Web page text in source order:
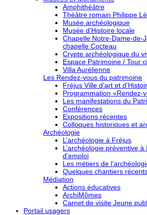
Amphithéâtre
Théâtre romain Philippe
Musée archéologique
Musée d’Histoire locale
Chapelle Notre-Dame-de-
chapelle Cocteau
Crypte archéologique du
Espace Patrimoine / Tour
Villa Aurélienne
Les Rendez-vous du patrimoine
Fréjus Ville d’art et
Programmation «Rendez-
Les manifestations du
Conférences
Expositions récentes
Colloques historiques et
Archéologie
L’archéologie à Fréjus
L’archéologie préventive
d’emploi
Les métiers de
Quelques chantiers
Médiation
Actions éducatives
ArchiMômes
Carnet de visite Jeune
Portail usagers